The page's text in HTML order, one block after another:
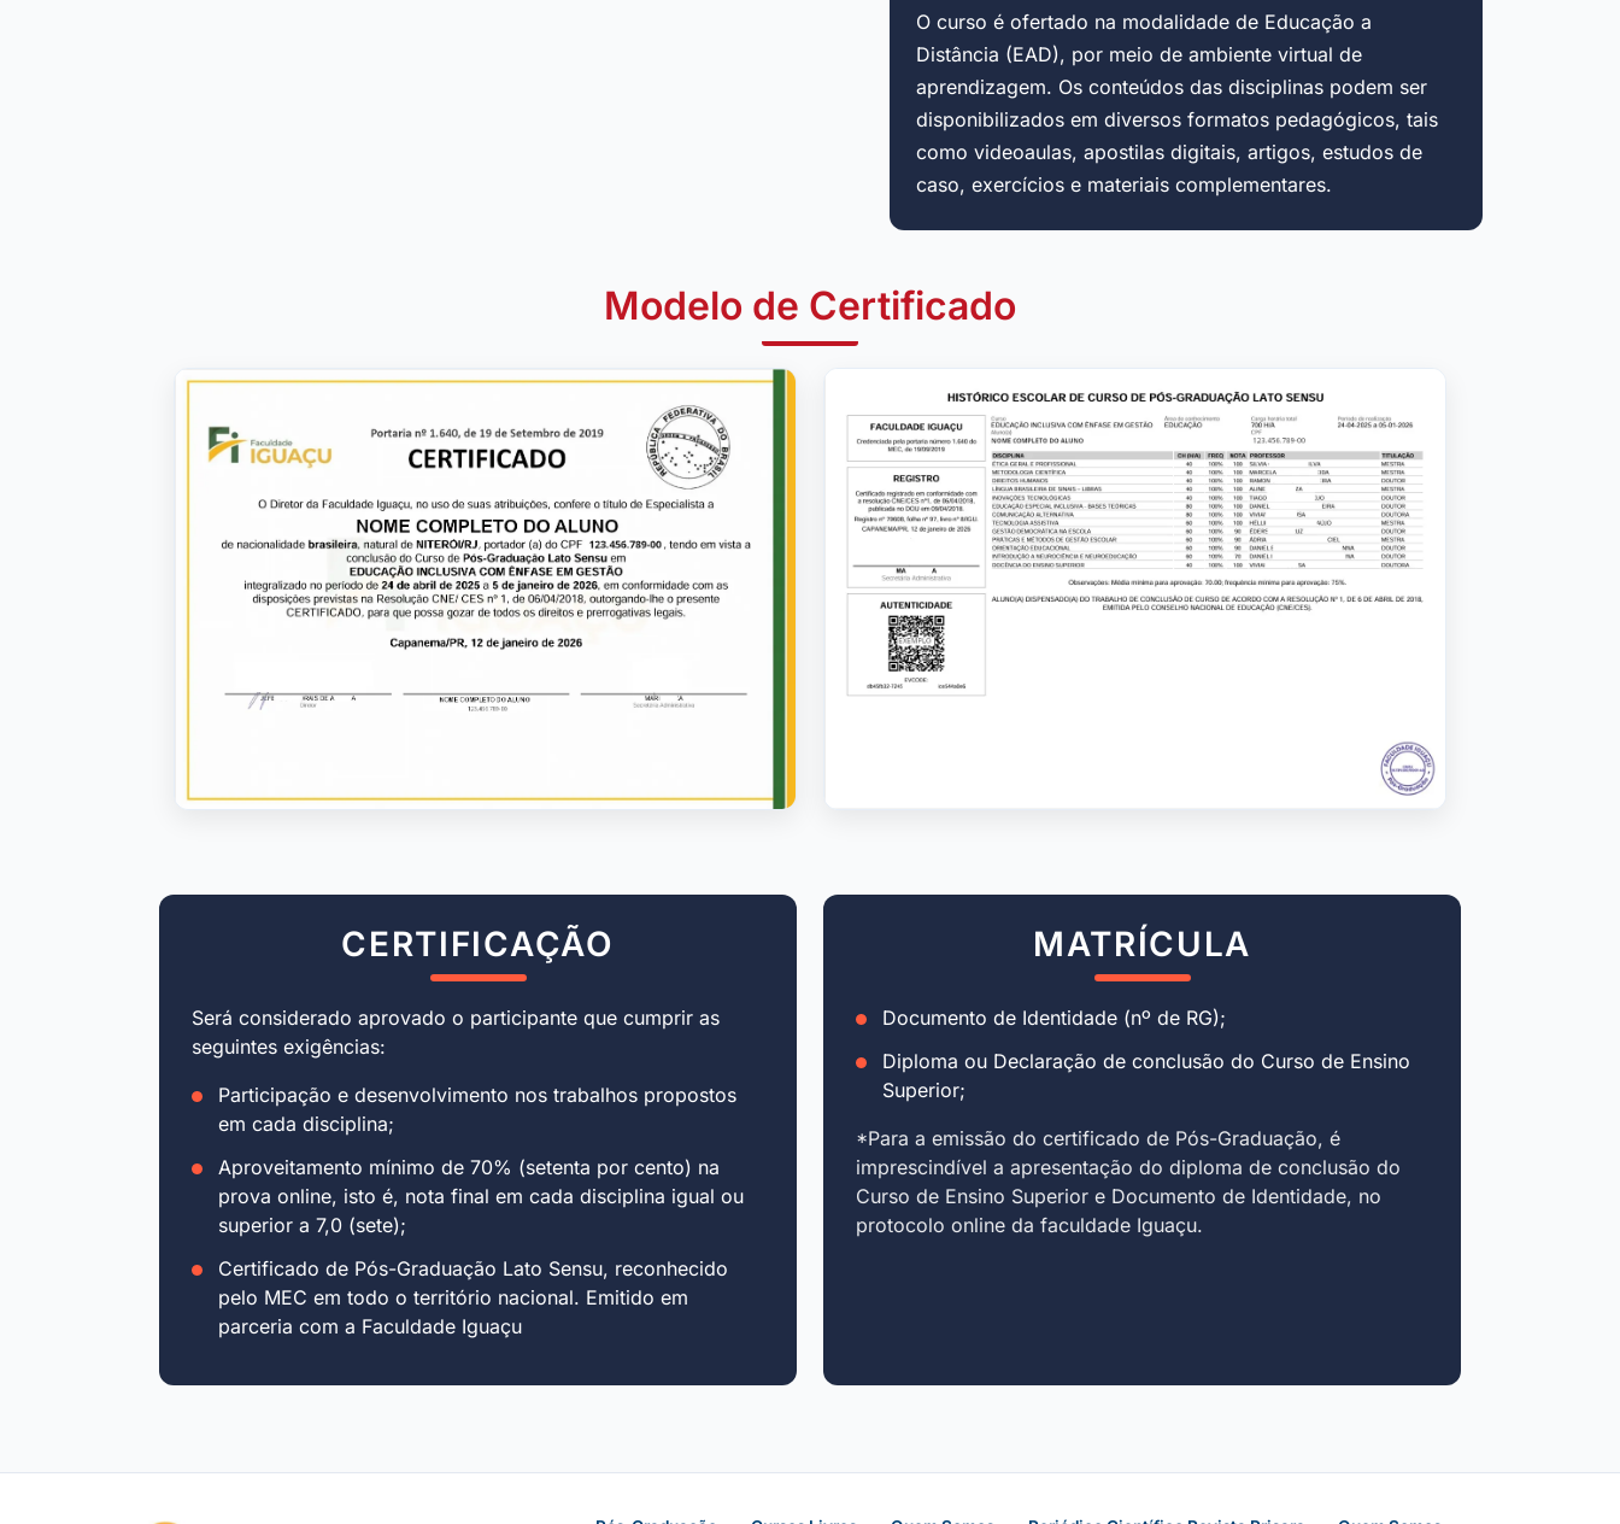
O curso é ofertado na modalidade de Educação a
Distância (EAD), por meio de ambiente virtual de
aprendizagem. Os conteúdos das disciplinas podem ser
disponibilizados em diversos formatos pedagógicos, tais
como videoaulas, apostilas digitais, artigos, estudos de
caso, exercícios e materiais complementares.
Modelo de Certificado
CERTIFICAÇÃO
Será considerado aprovado o participante que cumprir as
seguintes exigências:
Participação e desenvolvimento nos trabalhos propostos
em cada disciplina;
Aproveitamento mínimo de 70% (setenta por cento) na
prova online, isto é, nota final em cada disciplina igual ou
superior a 7,0 (sete);
Certificado de Pós-Graduação Lato Sensu, reconhecido
pelo MEC em todo o território nacional. Emitido em
parceria com a Faculdade Iguaçu
MATRÍCULA
Documento de Identidade (nº de RG);
Diploma ou Declaração de conclusão do Curso de Ensino
Superior;
*Para a emissão do certificado de Pós-Graduação, é
imprescindível a apresentação do diploma de conclusão do
Curso de Ensino Superior e Documento de Identidade, no
protocolo online da faculdade Iguaçu.